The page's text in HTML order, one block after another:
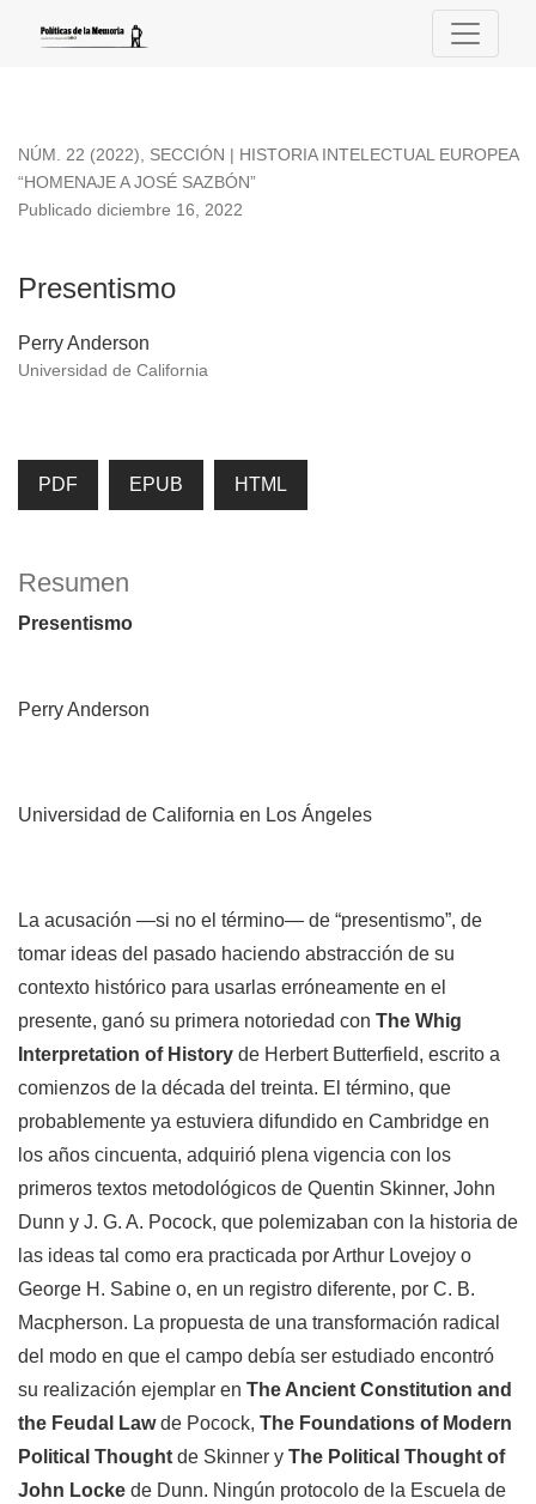
NÚM. 22 (2022), SECCIÓN | HISTORIA INTELECTUAL EUROPEA
“HOMENAJE A JOSÉ SAZBÓN”
Presentismo
Publicado diciembre 16, 2022
Perry Anderson
Universidad de California
PDF EPUB HTML
Resumen
Presentismo
Perry Anderson
Universidad de California en Los Ángeles
La acusación —si no el término— de “presentismo”, de
tomar ideas del pasado haciendo abstracción de su
contexto histórico para usarlas erróneamente en el
presente, ganó su primera notoriedad con The Whig
Interpretation of History de Herbert Butterfield, escrito a
comienzos de la década del treinta. El término, que
probablemente ya estuviera difundido en Cambridge en
los años cincuenta, adquirió plena vigencia con los
primeros textos metodológicos de Quentin Skinner, John
Dunn y J. G. A. Pocock, que polemizaban con la historia de
las ideas tal como era practicada por Arthur Lovejoy o
George H. Sabine o, en un registro diferente, por C. B.
Macpherson. La propuesta de una transformación radical
del modo en que el campo debía ser estudiado encontró
su realización ejemplar en The Ancient Constitution and
the Feudal Lawde Pocock, The Foundations of Modern
Political Thought de Skinner y The Political Thought of
John Locke de Dunn. Ningún protocolo de la Escuela de